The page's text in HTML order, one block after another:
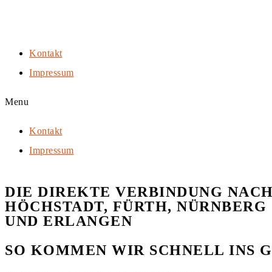
Kontakt
Impressum
Menu
Kontakt
Impressum
DIE DIREKTE VERBINDUNG NACH
HÖCHSTADT, FÜRTH, NÜRNBERG
UND ERLANGEN
SO KOMMEN WIR SCHNELL INS